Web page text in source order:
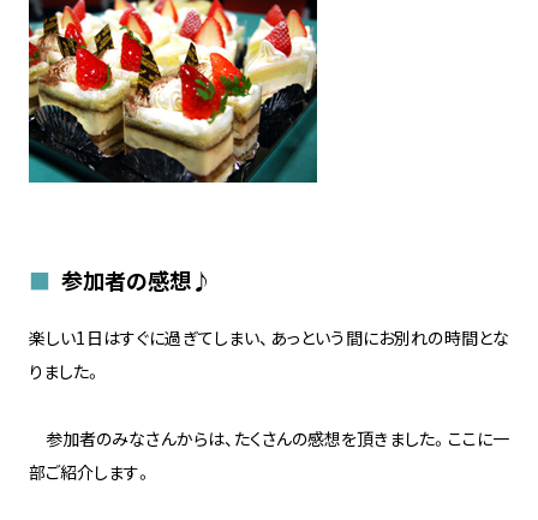
参加者の感想♪
楽しい1日はすぐに過ぎてしまい、あっという間にお別れの時間とな
りました。
参加者のみなさんからは、たくさんの感想を頂きました。ここに一
部ご紹介します。